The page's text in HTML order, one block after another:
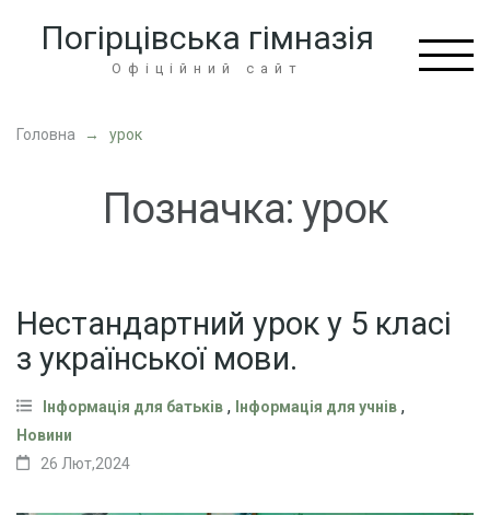
Enter)
Погірцівська гімназія
Офіційний сайт
Головна → урок
Позначка: урок
Нестандартний урок у 5 класі
з української мови.
Інформація для батьків , Інформація для учнів ,
Новини
26 Лют,2024